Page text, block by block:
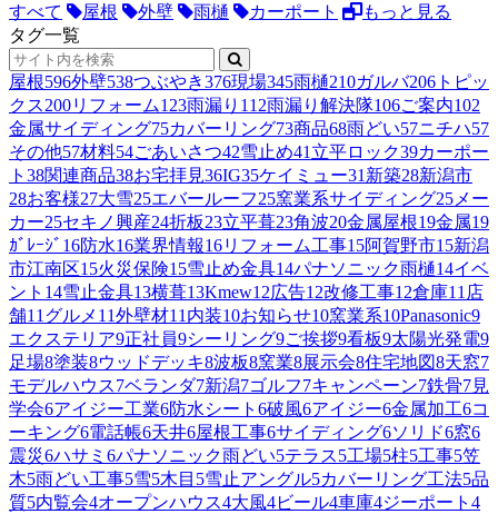
すべて 屋根 外壁 雨樋 カーポート
もっと見る
タグ一覧
屋根596外壁538つぶやき376現場345雨樋210ガルバ206 トピッ
クス200リフォーム123雨漏り 112雨漏り解決隊106ご案内102
金属サイディング75カバーリング73商品68雨どい57ニチハ57
その他57材料54ごあいさつ42雪止め41 立平ロック39カーポー
ト 38関連商品38お宅拝見36IG35ケイミュー31 新築28新潟市
28お客様27大雪25エバールーフ25窯業系サイディング25 メー
カー25セキノ興産24折板23立平葺23角波20金属屋根19金属19
ｶﾞﾚｰｼﾞ 16防水16業界情報16リフォーム工事15阿賀野市15新潟
市江南区15火災保険15雪止め金具14パナソニック雨樋14イベ
ント 14雪止金具13横葺13Kmew12広告12改修工事12倉庫11 店
舗11 グルメ 11外壁材11 内装10お知らせ10窯業系10Panasonic9
エクステリア9正社員9シーリング9ご挨拶9看板9太陽光発電9
足場8塗装8ウッドデッキ8波板8窯業8展示会8住宅地図8天窓7
モデルハウス7ベランダ7新潟7ゴルフ7キャンペーン7鉄骨7見
学会6アイジー工業6防水シート 6破風6アイジー6金属加工6コ
ーキング6電話帳6天井6屋根工事6サイディング6ソリド6窓6
震災6ハサミ 6パナソニック雨どい5テラス5工場5柱5工事5笠
木5雨どい工事5雪5木目 5雪止アングル5カバーリング工法5品
質5内覧会4オープンハウス4大風4ビール4車庫4ジーポート 4